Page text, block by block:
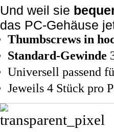
Und weil sie
das PC-Gehäuse
Thumbscrews in
Standard-Gewinde
Universell passend
Jeweils 4 Stück pro